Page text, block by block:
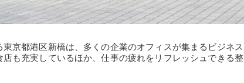
東京都港区新橋は、多くの企業のオフィスが集まるビジネス
も充実しているほか、仕事の疲れをリフレッシュできる整